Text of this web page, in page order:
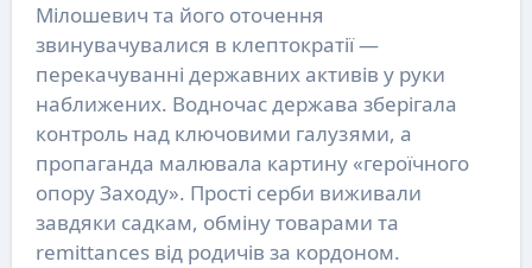
Мілошевич та його оточення
звинувачувалися в клептократії —
перекачуванні державних активів у руки
наближених. Водночас держава зберігала
контроль над ключовими галузями, а
пропаганда малювала картину «героїчного
опору Заходу». Прості серби виживали
завдяки садкам, обміну товарами та
remittances від родичів за кордоном.